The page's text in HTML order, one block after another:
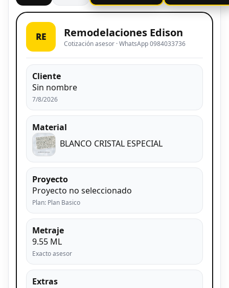
RE Remodelaciones Edison
Cotización asesor · WhatsApp 0984033736
Cliente
Sin nombre
7/8/2026
Material
BLANCO CRISTAL ESPECIAL
Proyecto
Proyecto no seleccionado
Plan: Plan Basico
Metraje
9.55 ML
Exacto asesor
Extras